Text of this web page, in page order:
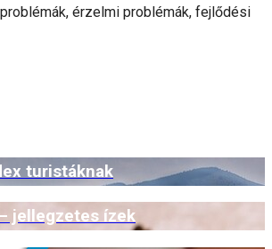
érzelmi problémák, fejlődési
turistáknak
jellegzetes ízek